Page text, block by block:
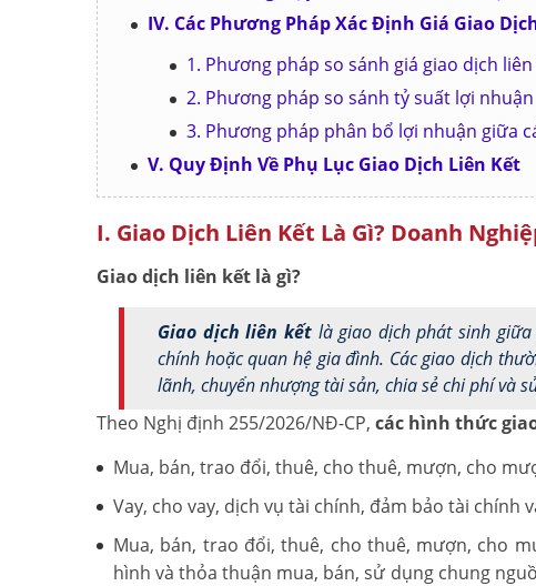
IV. Các Phương Pháp Xác Định Giá Giao
1. Phương pháp so sánh giá giao dịch
2. Phương pháp so sánh tỷ suất lợi nhuận
3. Phương pháp phân bổ lợi nhuận giữa
V. Quy Định Về Phụ Lục Giao Dịch Liên Kết
I. Giao Dịch Liên Kết Là Gì? Doanh
Giao dịch liên kết là gì?
Giao dịch liên kếtlà giao dịch phát sinh giữa
chính hoặc quan hệ gia đình. Các giao dịch
lãnh, chuyển nhượng tài sản, chia sẻ chi phí và
Theo Nghị định 255/2026/NĐ-CP, các hình thức
Mua, bán, trao đổi, thuê, cho thuê, mượn, cho
Vay, cho vay, dịch vụ tài chính, đảm bảo tài chính
Mua, bán, trao đổi, thuê, cho thuê, mượn, cho
hình và thỏa thuận mua, bán, sử dụng chung